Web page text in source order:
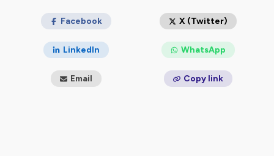
Facebook X (Twitter)
LinkedIn WhatsApp
Email Copy link